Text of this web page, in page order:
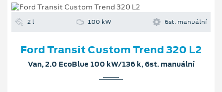
2 l 100 kW 6st. manuální
Ford Transit Custom Trend 320 L2
Van, 2.0 EcoBlue 100 kW/136 k, 6st. manuální